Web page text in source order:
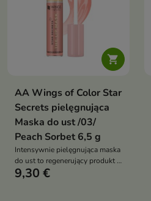

AA Wings of Color Star
Secrets pielęgnująca
Maska do ust /03/
Peach Sorbet 6,5 g
Intensywnie pielęgnująca maska
do ust to regenerujący produkt z
wygodnym aplikatorem, który
9,30 €